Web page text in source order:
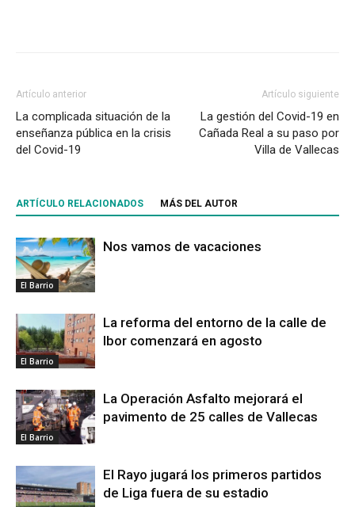
Artículo anterior
La complicada situación de la
enseñanza pública en la crisis
del Covid-19
Artículo siguiente
La gestión del Covid-19 en
Cañada Real a su paso por
Villa de Vallecas
ARTÍCULO RELACIONADOS MÁS DEL AUTOR
El Barrio
Nos vamos de vacaciones
El Barrio
La reforma del entorno de la calle de
Ibor comenzará en agosto
El Barrio
La Operación Asfalto mejorará el
pavimento de 25 calles de Vallecas
El Rayo jugará los primeros partidos
de Liga fuera de su estadio